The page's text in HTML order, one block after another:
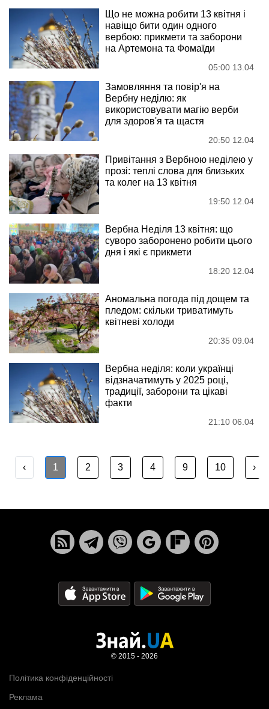
Що не можна робити 13 квітня і
навіщо бити один одного
вербою: прикмети та заборони
на Артемона та Фомаїди
05:00 13.04
Замовляння та повір'я на
Вербну неділю: як
використовувати магію верби
для здоров'я та щастя
20:50 12.04
Привітання з Вербною неділею у
прозі: теплі слова для близьких
та колег на 13 квітня
19:50 12.04
Вербна Неділя 13 квітня: що
суворо заборонено робити цього
дня і які є прикмети
18:20 12.04
Аномальна погода під дощем та
пледом: скільки триватимуть
квітневі холоди
20:35 09.04
Вербна неділя: коли українці
відзначатимуть у 2025 році,
традиції, заборони та цікаві
факти
21:10 06.04
‹ 1 2 3 4 9 10 ›
Політика конфіденційності
Реклама
© 2015 - 2026